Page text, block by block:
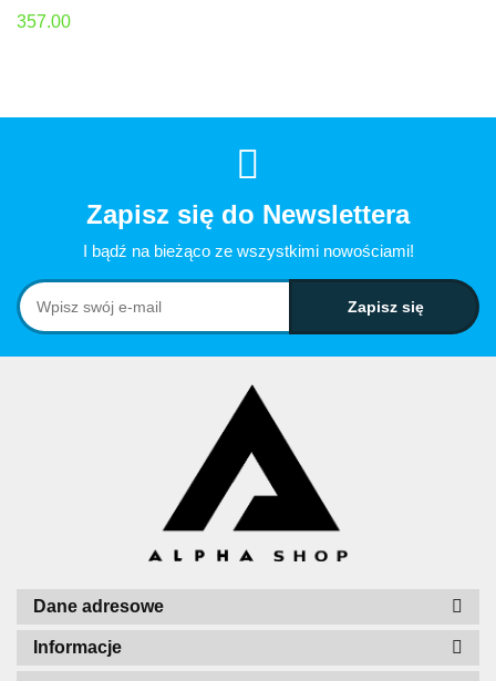
357.00
Zapisz się do Newslettera
I bądź na bieżąco ze wszystkimi nowościami!
Dane adresowe
Informacje